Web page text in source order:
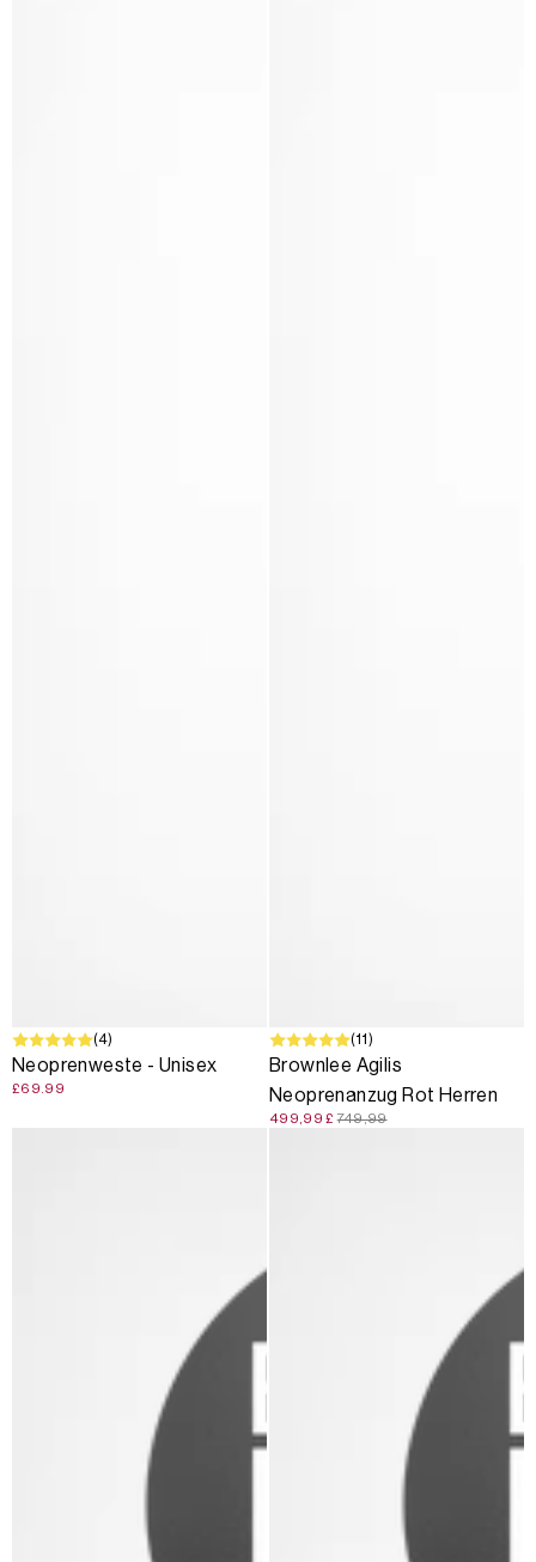
(4)
Neoprenweste - Unisex
£69.99
SALE (11)
Brownlee Agilis
Neoprenanzug Rot Herren
499,99 £ 749,99